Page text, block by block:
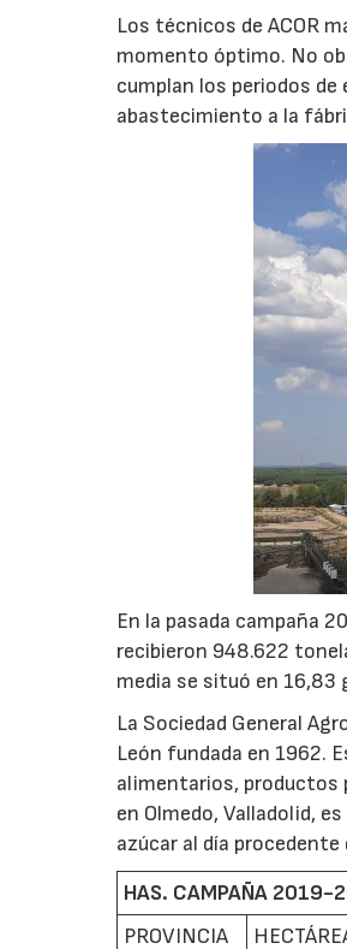
Los técnicos de ACOR
momento óptimo. No
cumplan los periodos de
abastecimiento a la
En la pasada campaña
recibieron 948.622
media se situó en 16,83
La Sociedad General
León fundada en 1962.
alimentarios, productos
en Olmedo, Valladolid,
azúcar al día
HAS. CAMPAÑA 2019-
PROVINCIA